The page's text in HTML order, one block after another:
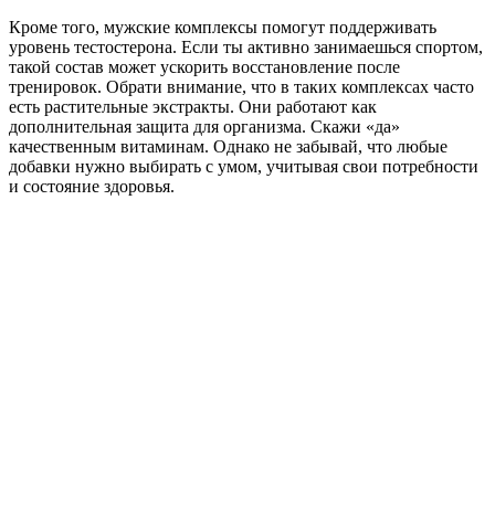
Кроме того, мужские комплексы помогут поддерживать
уровень тестостерона. Если ты активно занимаешься спортом,
такой состав может ускорить восстановление после
тренировок. Обрати внимание, что в таких комплексах часто
есть растительные экстракты. Они работают как
дополнительная защита для организма. Скажи «да»
качественным витаминам. Однако не забывай, что любые
добавки нужно выбирать с умом, учитывая свои потребности
и состояние здоровья.